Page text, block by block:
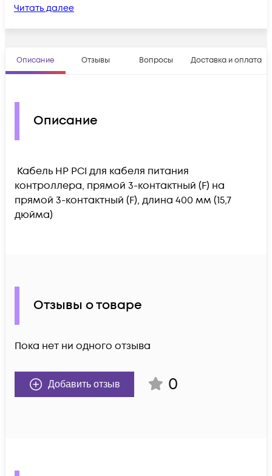
Читать далее
Описание Отзывы Вопросы Доставка и оплата
Описание
Кабель HP PCI для кабеля питания
контроллера, прямой 3-контактный (F) на
прямой 3-контактный (F), длина 400 мм (15,7
дюйма)
Отзывы о товаре
Пока нет ни одного отзыва
Добавить отзыв 0